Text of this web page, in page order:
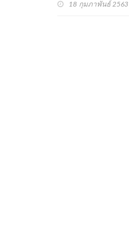
18 กุมภาพันธ์ 2563